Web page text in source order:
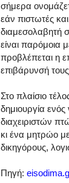
σήμερα
εάν πιστωτές
διαμεσολαβητή
είναι παρόμοια
προβλέπεται η
επιβάρυνσή
Στο πλαίσιο
δημιουργία
διαχειριστών
κι ένα μητρώο
δικηγόρους,
Πηγή: